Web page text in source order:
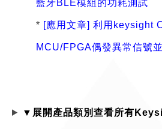
藍牙BLE模組的功耗測試
* [應用文章] 利用keysight
MCU/FPGA偶發異常信號
▼展開產品類別查看所有